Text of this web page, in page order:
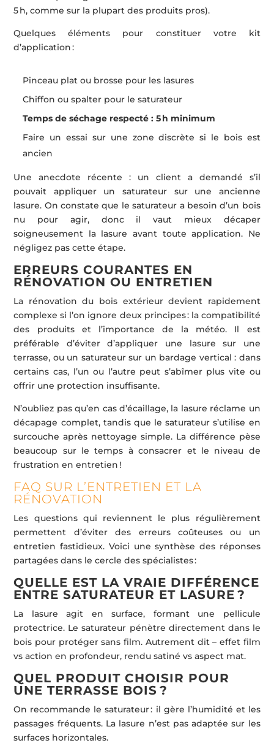
5 h, comme sur la plupart des produits pros).
Quelques éléments pour constituer votre kit
d’application :
Pinceau plat ou brosse pour les lasures
Chiffon ou spalter pour le saturateur
Temps de séchage respecté : 5 h minimum
Faire un essai sur une zone discrète si le bois est
ancien
Une anecdote récente : un client a demandé s’il
pouvait appliquer un saturateur sur une ancienne
lasure. On constate que le saturateur a besoin d’un bois
nu pour agir, donc il vaut mieux décaper
soigneusement la lasure avant toute application. Ne
négligez pas cette étape.
ERREURS COURANTES EN
RÉNOVATION OU ENTRETIEN
La rénovation du bois extérieur devient rapidement
complexe si l’on ignore deux principes : la compatibilité
des produits et l’importance de la météo. Il est
préférable d’éviter d’appliquer une lasure sur une
terrasse, ou un saturateur sur un bardage vertical : dans
certains cas, l’un ou l’autre peut s’abîmer plus vite ou
offrir une protection insuffisante.
N’oubliez pas qu’en cas d’écaillage, la lasure réclame un
décapage complet, tandis que le saturateur s’utilise en
surcouche après nettoyage simple. La différence pèse
beaucoup sur le temps à consacrer et le niveau de
frustration en entretien !
FAQ SUR L’ENTRETIEN ET LA
RÉNOVATION
Les questions qui reviennent le plus régulièrement
permettent d’éviter des erreurs coûteuses ou un
entretien fastidieux. Voici une synthèse des réponses
partagées dans le cercle des spécialistes :
QUELLE EST LA VRAIE DIFFÉRENCE
ENTRE SATURATEUR ET LASURE ?
La lasure agit en surface, formant une pellicule
protectrice. Le saturateur pénètre directement dans le
bois pour protéger sans film. Autrement dit – effet film
vs action en profondeur, rendu satiné vs aspect mat.
QUEL PRODUIT CHOISIR POUR
UNE TERRASSE BOIS ?
On recommande le saturateur : il gère l’humidité et les
passages fréquents. La lasure n’est pas adaptée sur les
surfaces horizontales.